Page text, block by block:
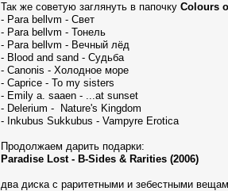
Так же советую заглянуть в папочку Colours
- Para bellvm - Cвет
- Para bellvm - Тонель
- Para bellvm - Вечный лёд
- Blood and sand - Судьба
- Сanonis - Холодное море
- Сaprice - To my sisters
- Emily a. saaen - ...at sunset
- Delerium - Nature's Kingdom
- Inkubus Sukkubus - Vampyre Erotica
Продолжаем дарить подарки:
Paradise Lost - B-Sides & Rarities (2006)
два диска с раритетными и зебестными